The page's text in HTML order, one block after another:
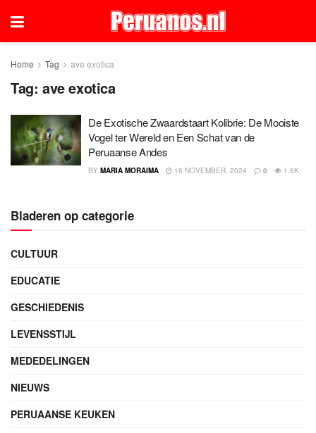
Home Tag ave exotica
Tag: ave exotica
De Exotische Zwaardstaart Kolibrie: De Mooiste
Vogel ter Wereld en Een Schat van de
Peruaanse Andes
BY MARIA MORAIMA 16 NOVEMBER, 2024 0 1.6K
Bladeren op categorie
CULTUUR
EDUCATIE
GESCHIEDENIS
LEVENSSTIJL
MEDEDELINGEN
NIEUWS
PERUAANSE KEUKEN